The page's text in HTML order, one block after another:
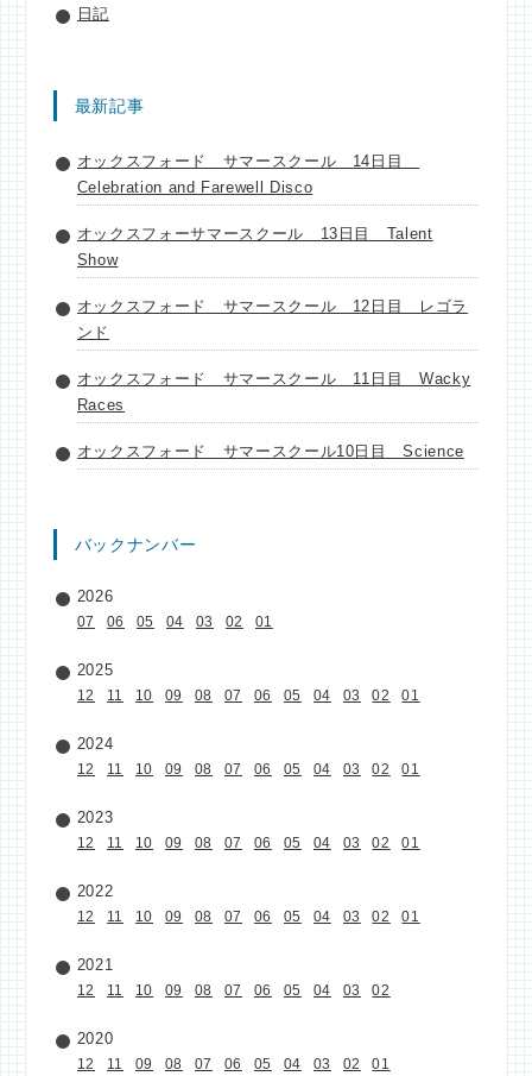
日記
最新記事
オックスフォード サマースクール 14日目
Celebration and Farewell Disco
オックスフォーサマースクール 13日目 Talent
Show
オックスフォード サマースクール 12日目 レゴラ
ンド
オックスフォード サマースクール 11日目 Wacky
Races
オックスフォード サマースクール10日目 Science
バックナンバー
2026
07 06 05 04 03 02 01
2025
12 11 10 09 08 07 06 05 04 03 02 01
2024
12 11 10 09 08 07 06 05 04 03 02 01
2023
12 11 10 09 08 07 06 05 04 03 02 01
2022
12 11 10 09 08 07 06 05 04 03 02 01
2021
12 11 10 09 08 07 06 05 04 03 02
2020
12 11 09 08 07 06 05 04 03 02 01